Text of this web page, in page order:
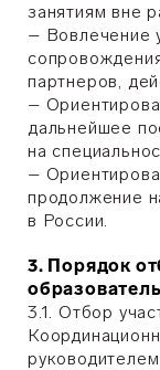
занятиям вне
– Вовлечение
партнеров,
–
дальнейшее
на
–
продолжение
в России.
3. Порядок
3.1. Отбор